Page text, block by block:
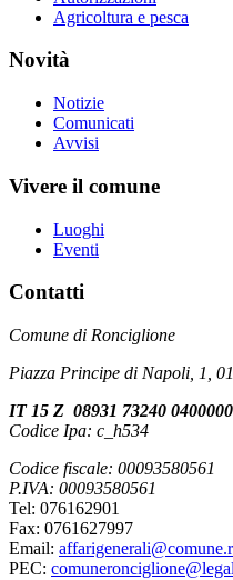
Agricoltura e pesca
Novità
Notizie
Comunicati
Avvisi
Vivere il comune
Luoghi
Eventi
Contatti
Comune di Ronciglione
Piazza Principe di Napoli, 1,
IT 15 Z 08931 73240
Codice Ipa: c_h534
Codice fiscale: 00093580561
P.IVA: 00093580561
Tel: 076162901
Fax: 0761627997
Email:
PEC: